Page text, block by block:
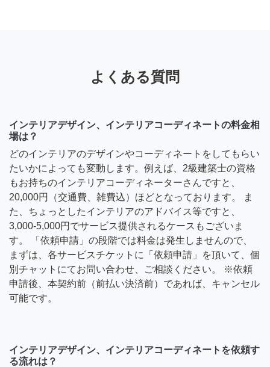
よくある質問
インテリアデザイン、インテリアコーディネートの料金相
場は？
どのインテリアのデザインやコーディネートをしてもらい
たいかによっても変動します。例えば、2級建築士の資格
もお持ちのインテリアコーディネーターさんですと、
20,000円（交通費、雑費込）ほどとなっております。 ま
た、ちょっとしたインテリアのアドバイス等ですと、
3,000-5,000円でサービス提供されるケースもございま
す。 「依頼申請」の段階では料金は発生しませんので、
まずは、各サービスチケットに「依頼申請」を頂いて、個
別チャットにてお問い合わせ、ご相談ください。 ※依頼
申請後、本契約前（前払い決済前）であれば、キャンセル
可能です。
インテリアデザイン、インテリアコーディネートを依頼す
る流れは？